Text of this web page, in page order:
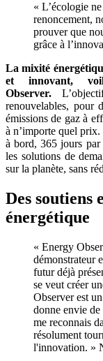
« L’écologie
renoncement,
prouver que
grâce à
La mixité
et innovant,
Observer.
renouvelables, pour
émissions de gaz à
à n’importe quel
à bord, 365 jours
les solutions de
sur la planète, sans
Des soutiens
énergétique
« Energy
démonstrateur
futur déjà
se veut créer
Observer est
donne envie
me reconnais
résolument
l'innovation. »